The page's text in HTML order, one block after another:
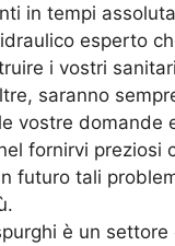
in tempi
esperto
i vostri
saranno
vostre domande
fornirvi preziosi
futuro tali
è un